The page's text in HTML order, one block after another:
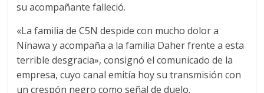
su acompañante falleció.
«La familia de C5N despide con mucho dolor a
Nínawa y acompaña a la familia Daher frente a esta
terrible desgracia», consignó el comunicado de la
empresa, cuyo canal emitía hoy su transmisión con
un crespón negro como señal de duelo.